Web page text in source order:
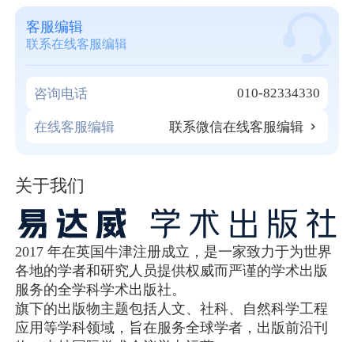
客服编辑
联系在线客服编辑
咨询电话 010-82334330
在线客服编辑 联系微信在线客服编辑
关于我们
2017 年在英国牛津注册成立，是一家致力于为世界
各地的学者和研究人员提供权威而严谨的学术出版
服务的全学科学术出版社。
旗下的出版物主题包括人文、社科、自然科学工程
应用等学科领域，旨在服务全球学者，出版前沿刊